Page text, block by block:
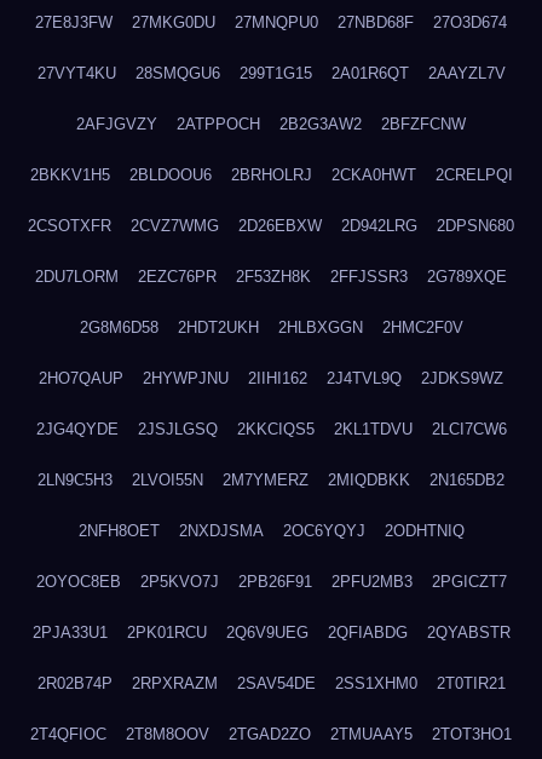
27E8J3FW 27MKG0DU 27MNQPU0 27NBD68F 27O3D674
27VYT4KU 28SMQGU6 299T1G15 2A01R6QT 2AAYZL7V
2AFJGVZY 2ATPPOCH 2B2G3AW2 2BFZFCNW
2BKKV1H5 2BLDOOU6 2BRHOLRJ 2CKA0HWT 2CRELPQI
2CSOTXFR 2CVZ7WMG 2D26EBXW 2D942LRG 2DPSN680
2DU7LORM 2EZC76PR 2F53ZH8K 2FFJSSR3 2G789XQE
2G8M6D58 2HDT2UKH 2HLBXGGN 2HMC2F0V
2HO7QAUP 2HYWPJNU 2IIHI162 2J4TVL9Q 2JDKS9WZ
2JG4QYDE 2JSJLGSQ 2KKCIQS5 2KL1TDVU 2LCI7CW6
2LN9C5H3 2LVOI55N 2M7YMERZ 2MIQDBKK 2N165DB2
2NFH8OET 2NXDJSMA 2OC6YQYJ 2ODHTNIQ
2OYOC8EB 2P5KVO7J 2PB26F91 2PFU2MB3 2PGICZT7
2PJA33U1 2PK01RCU 2Q6V9UEG 2QFIABDG 2QYABSTR
2R02B74P 2RPXRAZM 2SAV54DE 2SS1XHM0 2T0TIR21
2T4QFIOC 2T8M8OOV 2TGAD2ZO 2TMUAAY5 2TOT3HO1